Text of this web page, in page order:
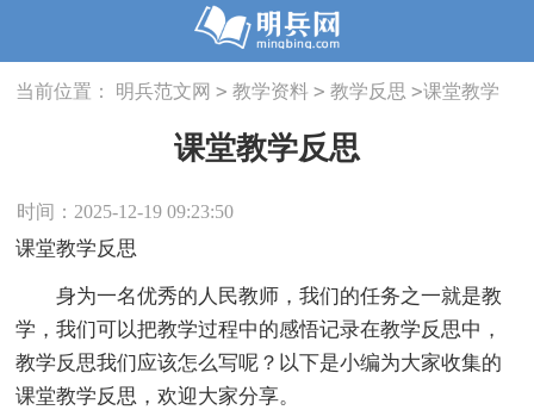
当前位置： 明兵范文网 > 教学资料 > 教学反思 >课堂教学
课堂教学反思
时间：2025-12-19 09:23:50
课堂教学反思
身为一名优秀的人民教师，我们的任务之一就是教
学，我们可以把教学过程中的感悟记录在教学反思中，
教学反思我们应该怎么写呢？以下是小编为大家收集的
课堂教学反思，欢迎大家分享。